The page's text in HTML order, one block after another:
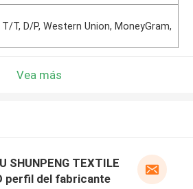
T/T, D/P, Western Union, MoneyGram,
Vea más
SHUNPENG TEXTILE
perfil del fabricante